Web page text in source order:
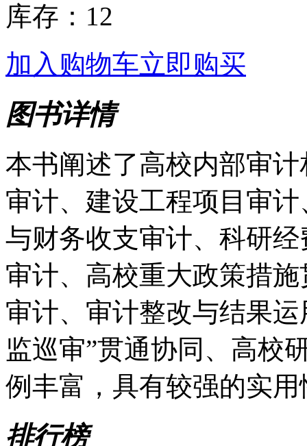
库存：12
加入购物车立即购买
图书详情
本书阐述了高校内部审
审计、建设工程项目审
与财务收支审计、科研
审计、高校重大政策措
审计、审计整改与结果
监巡审”贯通协同、高校
例丰富，具有较强的实
排行榜